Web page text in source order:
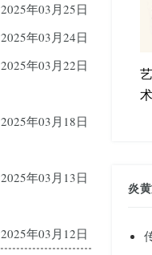
2025年03月25日
2025年03月24日
2025年03月22日
2025年03月18日
2025年03月13日
2025年03月12日
炎